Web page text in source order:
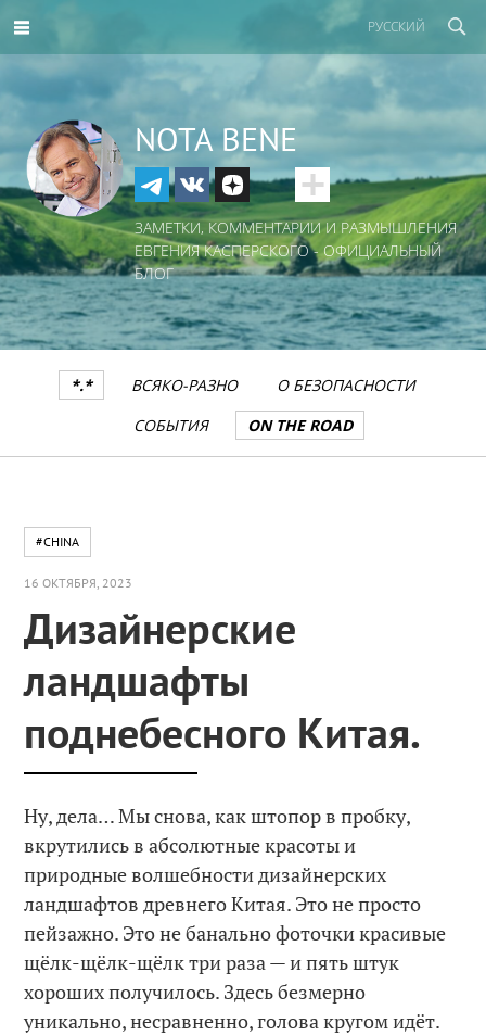
РУССКИЙ
NOTA BENE
ЗАМЕТКИ, КОММЕНТАРИИ И РАЗМЫШЛЕНИЯ
ЕВГЕНИЯ КАСПЕРСКОГО - ОФИЦИАЛЬНЫЙ
БЛОГ
*.* ВСЯКО-РАЗНО
О БЕЗОПАСНОСТИ
СОБЫТИЯ
ON THE ROAD
#CHINA
16 ОКТЯБРЯ, 2023
Дизайнерские
ландшафты
поднебесного Китая.
Ну, дела… Мы снова, как штопор в пробку,
вкрутились в абсолютные красоты и
природные волшебности дизайнерских
ландшафтов древнего Китая. Это не просто
пейзажно. Это не банально фоточки красивые
щёлк-щёлк-щёлк три раза — и пять штук
хороших получилось. Здесь безмерно
уникально, несравненно, голова кругом идёт.